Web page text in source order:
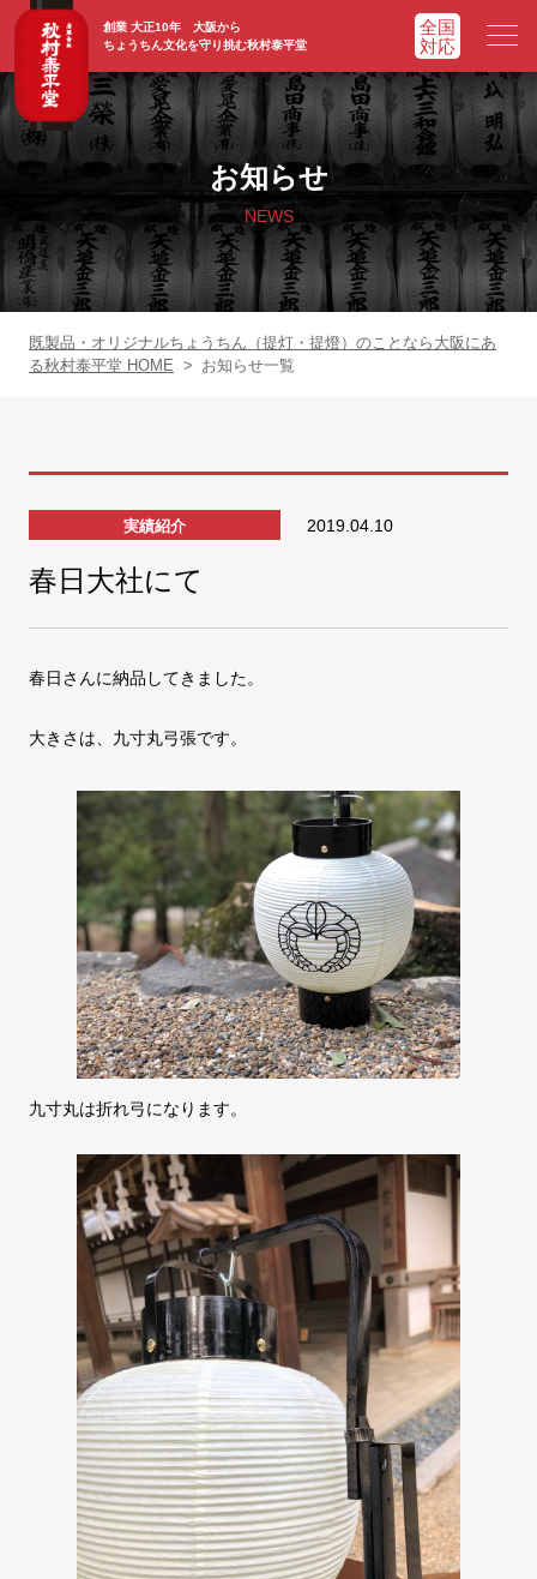
創業 大正10年 大阪から
ちょうちん文化を守り挑む秋村泰平堂
ホーム HOME
ADVATAGE
提灯一覧 CHOCHIN
お知らせ
NEWS
既製品・オリジナルちょうちん（提灯・提燈）のことなら大阪にあ
る秋村泰平堂 HOME > お知らせ一覧
実績紹介 2019.04.10
春日大社にて
春日さんに納品してきました。
大きさは、九寸丸弓張です。
九寸丸は折れ弓になります。